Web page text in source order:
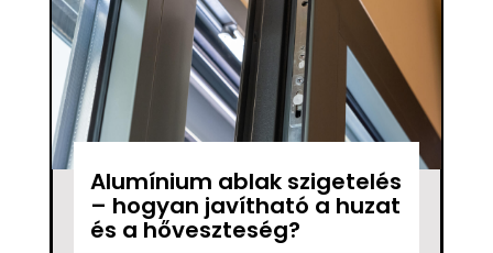
Alumínium ablak szigetelés
– hogyan javítható a huzat
és a hőveszteség?